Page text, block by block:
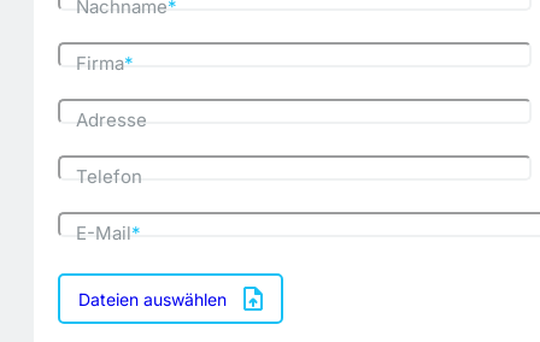
Nachname*
Firma*
Adresse
Telefon
E-Mail*
Dateien auswählen